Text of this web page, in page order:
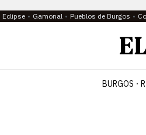
Eclipse Gamonal Pueblos de Burgos
BURGOS